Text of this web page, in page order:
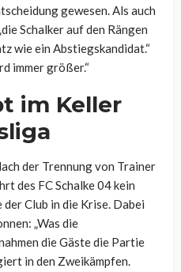
gewesen. Als auch
Schalker auf den Rängen
wie ein Abstiegskandidat.“
immer größer.“
im Keller
der Trennung von Trainer
des FC Schalke 04 kein
der Club in die Krise. Dabei
„Was die
die Gäste die Partie
in den Zweikämpfen.